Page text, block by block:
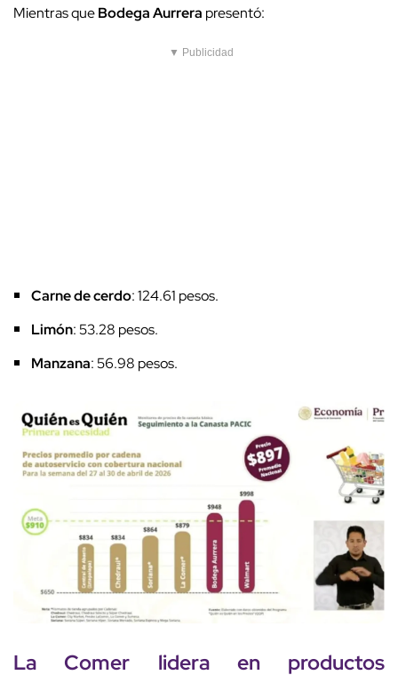
Mientras queBodega Aurrera presentó:
▼ Publicidad
Carne de cerdo: 124.61 pesos.
Limón: 53.28 pesos.
Manzana: 56.98 pesos.
La Comer lidera en productos